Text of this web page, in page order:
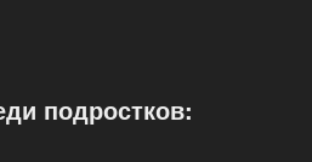
подростков: